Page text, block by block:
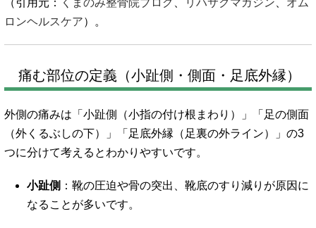
（引用元：
くまのみ整骨院ブログ リハサクマガジン
オム
ロンヘルスケア）。
痛む部位の定義（小趾側・側面・足底外縁）
外側の痛みは「小趾側（小指の付け根まわり）」「足の側面
（外くるぶしの下）」「足底外縁（足裏の外ライン）」の3
つに分けて考えるとわかりやすいです。
小趾側 ：靴の圧迫や骨の突出、靴底のすり減りが原因に
なることが多いです。